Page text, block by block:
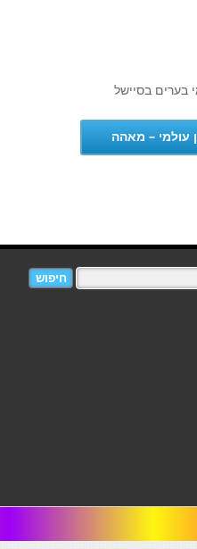
בערים בסיישל
עולמי – מאהה